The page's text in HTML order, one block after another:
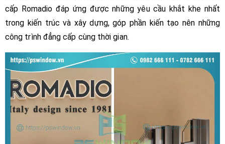
cấp Romadio đáp ứng được những yêu cầu khắt khe nhất
trong kiến trúc và xây dựng, góp phần kiến tạo nên những
công trình đẳng cấp cùng thời gian.